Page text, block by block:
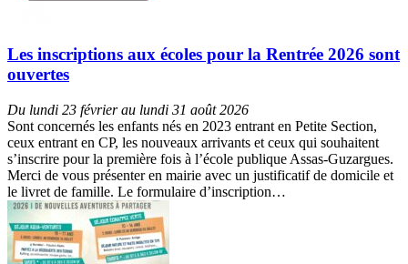
Les inscriptions aux écoles pour la Rentrée 2026 sont
ouvertes
Du lundi 23 février au lundi 31 août 2026
Sont concernés les enfants nés en 2023 entrant en Petite Section,
ceux entrant en CP, les nouveaux arrivants et ceux qui souhaitent
s’inscrire pour la première fois à l’école publique Assas-Guzargues.
Merci de vous présenter en mairie avec un justificatif de domicile et
le livret de famille. Le formulaire d’inscription…